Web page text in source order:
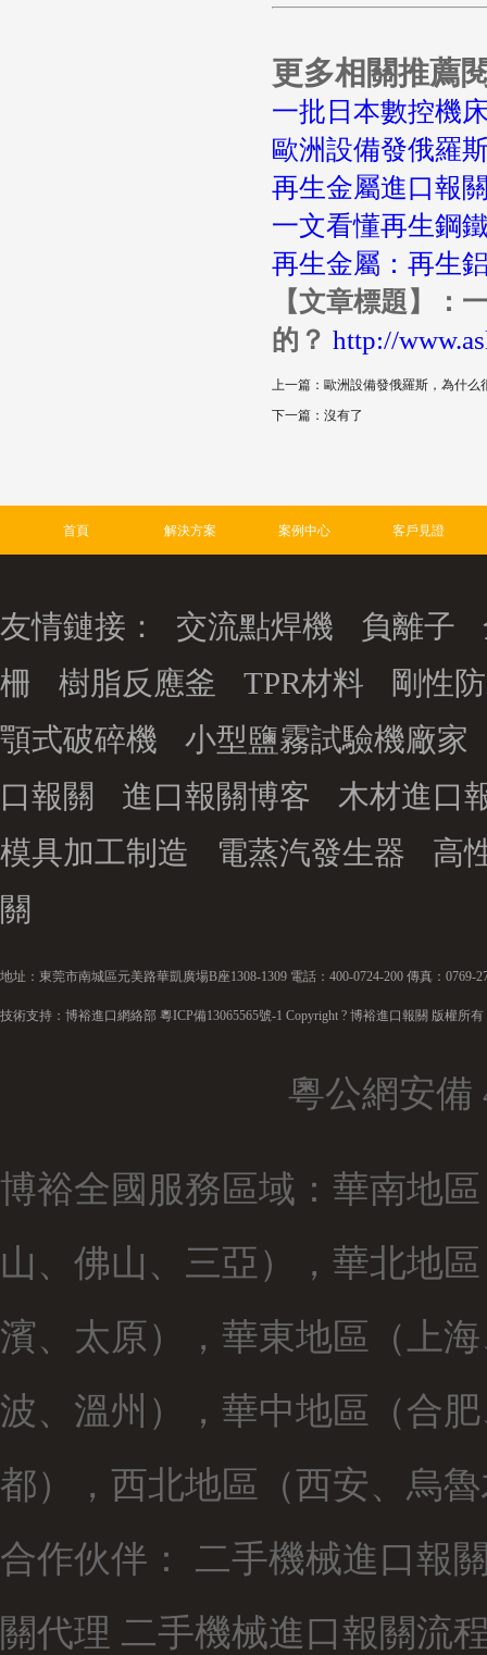
更多相關推薦
一批日本數控機
歐洲設備發俄羅
再生金屬進口報
一文看懂再生鋼
再生金屬：再生
【文章標題】：
的？ http://
上一篇：歐洲設備發俄羅斯，為什么
下一篇：沒有了
首頁 解決方案 案例中心 客戶見證
友情鏈接： 交流點焊機 負離子
柵
樹脂反應釜 TPR材料
剛性
顎式破碎機
小型鹽霧試驗機廠家
口報關
進口報關博客
木材進口
模具加工制造
電蒸汽發生器
高
關
地址：東莞市南城區元美路華凱廣場B座1308-1309 電話：400-0724-200 傳真：0769-
技術支持：博裕進口網絡部 粵ICP備13065565號-1 Copyright ? 博裕進口報關 版權所有
粵公網安備
博裕全國服務區域：華南地
山、佛山、三亞），華北地
濱、太原），華東地區（上
波、溫州），華中地區（合
都），西北地區（西安、烏
合作伙伴： 二手機械進口報
關代理 二手機械進口報關流